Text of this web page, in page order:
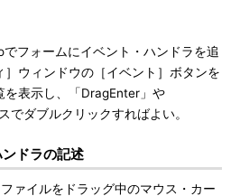
フォームにイベント・ハンドラを追
ウィンドウの［イベント］ボタンを
を表示し、「DragEnter」や
でダブルクリックすればよい。
ドラの記述
ァイルをドラッグ中のマウス・カー